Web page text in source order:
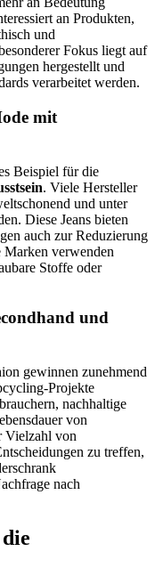
an Produkten,
und
Fokus liegt auf
hergestellt und
verarbeitet werden.
mit
Beispiel für die
. Viele Hersteller
und unter
Diese Jeans bieten
auch zur Reduzierung
Marken verwenden
Stoffe oder
und
gewinnen zunehmend
Projekte
nachhaltige
von
Vielzahl von
zu treffen,
nach